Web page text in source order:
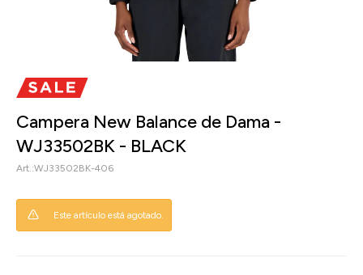
Campera New Balance de Dama -
WJ33502BK - BLACK
WJ33502BK-406
Este artículo está agotado.